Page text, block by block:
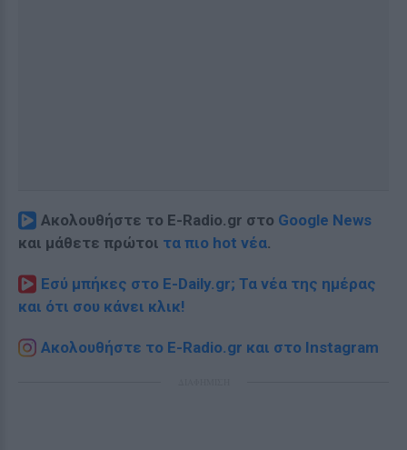
Ακολουθήστε το E-Radio.gr στο Google News
και μάθετε πρώτοι τα πιο hot νέα.
Εσύ μπήκες στο E-Daily.gr; Τα νέα της ημέρας
και ότι σου κάνει κλικ!
Ακολουθήστε το E-Radio.gr και στο Instagram